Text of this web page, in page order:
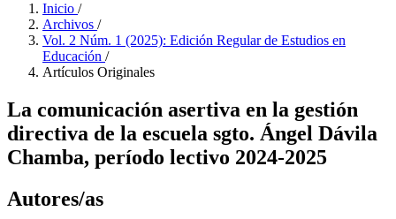
Inicio /
Archivos /
Vol. 2 Núm. 1 (2025): Edición Regular de Estudios en
Educación /
Artículos Originales
La comunicación asertiva en la gestión
directiva de la escuela sgto. Ángel Dávila
Chamba, período lectivo 2024-2025
Autores/as